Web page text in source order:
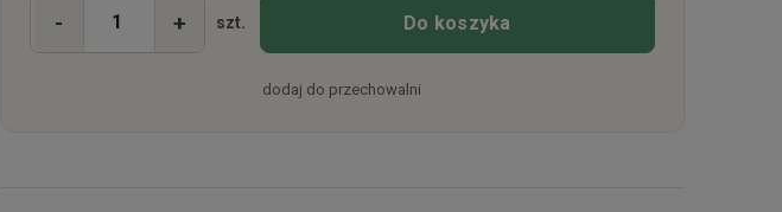
- + szt. Do koszyka
dodaj do przechowalni